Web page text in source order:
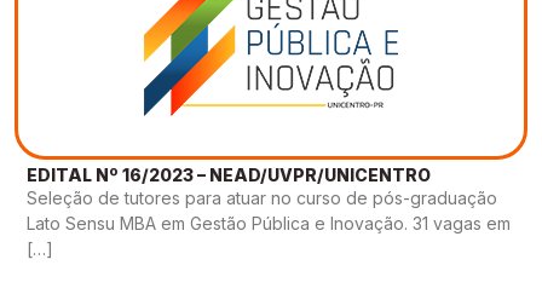
EDITAL Nº 16/2023 – NEAD/UVPR/UNICENTRO
Seleção de tutores para atuar no curso de pós-graduação
Lato Sensu MBA em Gestão Pública e Inovação. 31 vagas em
[…]